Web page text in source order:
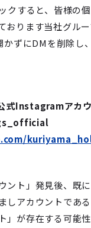
クすると、皆様の
おります当社グル
ずにDMを削除し
式Instagramアカウ
ント」発見後、
アカウントであ
が存在する可能